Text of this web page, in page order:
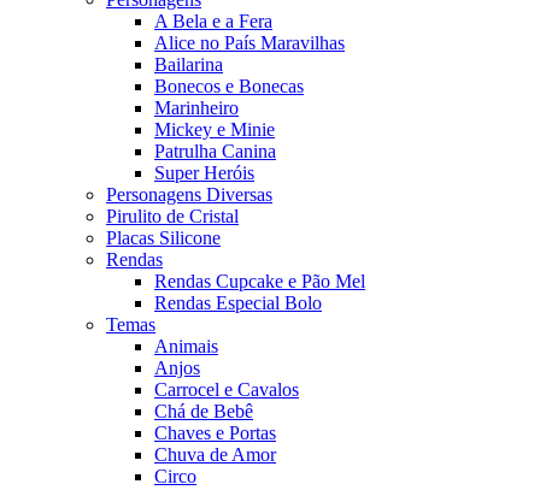
A Bela e a Fera
Alice no País Maravilhas
Bailarina
Bonecos e Bonecas
Marinheiro
Mickey e Minie
Patrulha Canina
Super Heróis
Personagens Diversas
Pirulito de Cristal
Placas Silicone
Rendas
Rendas Cupcake e Pão Mel
Rendas Especial Bolo
Temas
Animais
Anjos
Carrocel e Cavalos
Chá de Bebê
Chaves e Portas
Chuva de Amor
Circo